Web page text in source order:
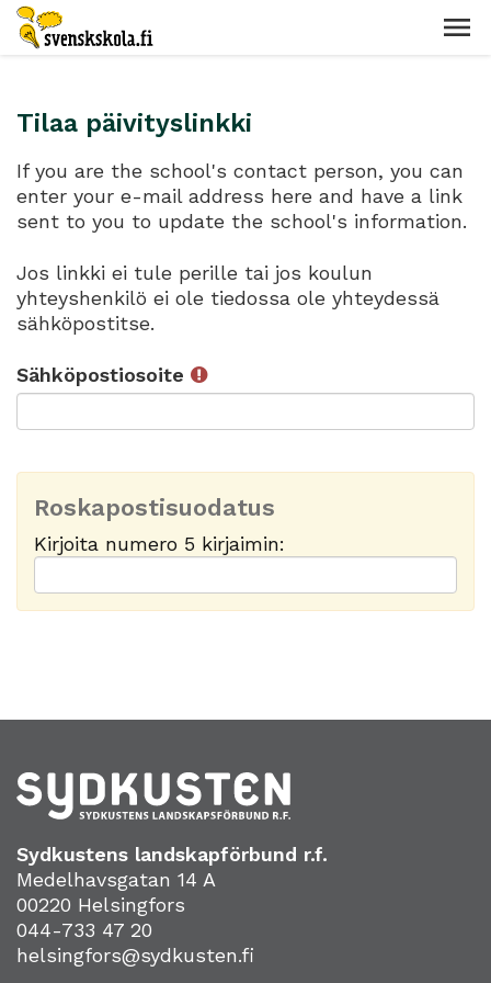
Tilaa päivityslinkki
If you are the school's contact person, you can
enter your e-mail address here and have a link
sent to you to update the school's information.
Jos linkki ei tule perille tai jos koulun
yhteyshenkilö ei ole tiedossa ole yhteydessä
sähköpostitse.
Sähköpostiosoite
Roskapostisuodatus
Kirjoita numero 5 kirjaimin:
Sydkustens landskapförbund r.f.
Medelhavsgatan 14 A
00220 Helsingfors
044-733 47 20
helsingfors@sydkusten.fi